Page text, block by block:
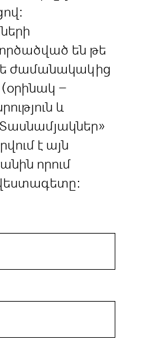
են թե
ժամանակակից
–
և
է այն
որում